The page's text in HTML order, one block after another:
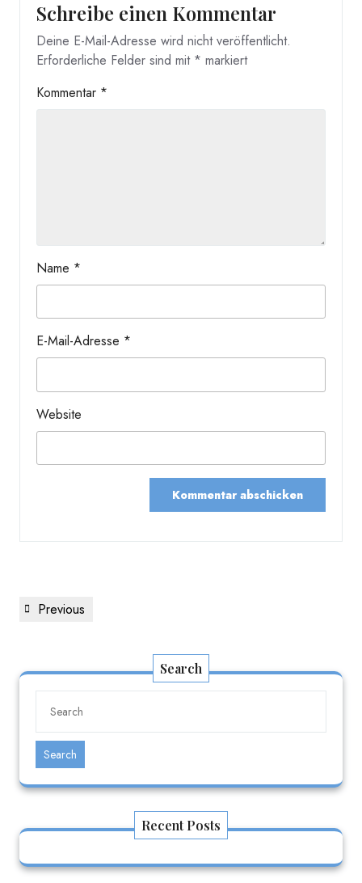
Schreibe einen Kommentar
Deine E-Mail-Adresse wird nicht veröffentlicht.
Erforderliche Felder sind mit * markiert
Kommentar *
Name *
E-Mail-Adresse *
Website
Previous
Search
Search
Recent Posts